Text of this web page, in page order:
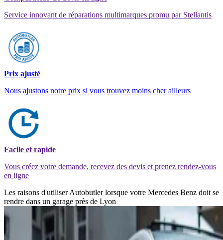
Service innovant de réparations multimarques promu par Stellantis
Prix ajusté
Nous ajustons notre prix si vous trouvez moins cher ailleurs
Facile et rapide
Vous créez votre demande, recevez des devis et prenez rendez-vous
en ligne
Les raisons d'utiliser Autobutler lorsque votre Mercedes Benz doit se
rendre dans un garage près de Lyon